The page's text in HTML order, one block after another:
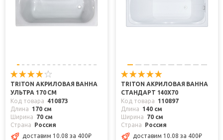
TRITON АКРИЛОВАЯ ВАННА
УЛЬТРА 170 СМ
Код товара
410873
Длина
170 см
Ширина
70 см
Страна
Россия
доставим 10.08 за 400₽
TRITON АКРИЛОВАЯ ВАННА
СТАНДАРТ 140X70
Код товара
110897
Длина
140 см
Ширина
70 см
Страна
Россия
доставим 10.08 за 400₽